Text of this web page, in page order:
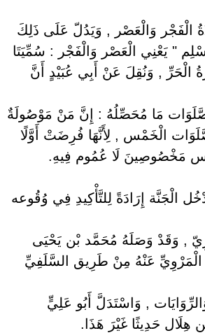
الْفَجْر وَالْعَصْر , وَيَدُلّ عَلَى ذَلِكَ
" يَعْنِي الْعَصْر وَالْفَجْر : سُمِّيَتَا
الْحَرِّ , وَنُقِلَ عَنْ أَبِي عُبَيْدٍ أَنَّ
مَا مُحَصِّلُهُ : إِنَّ مَنْ مَوْصُولَةٌ
الْخَمْس , لِأَنَّهَا فُرِضَتْ أَوَّلًا
مَخْصُوصِينَ لَا عُمُوم فِيهِ.
إِرَادَةً لِلتَّأْكِيدِ فِي وُقُوعه
, وَقَدْ وَصَلَهُ مُحَمَّد بْن يَحْيَى
الْمَرْوِيِّ عَنْهُ مِنْ طَرِيق السَّلَفِيِّ
, وَاسْتَدَلَّ أَبُو عَلِيٍّ
حَدِيثًا غَيْرَ هَذَا.